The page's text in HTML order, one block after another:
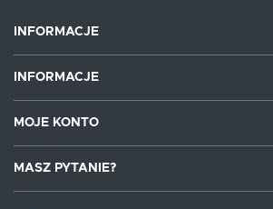
INFORMACJE
INFORMACJE
MOJE KONTO
MASZ PYTANIE?